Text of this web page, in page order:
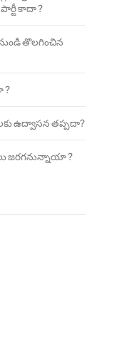
కాదా ?
తొలగించిన
?
ఉద్వాసన తప్పదా?
జరగనున్నాయా ?